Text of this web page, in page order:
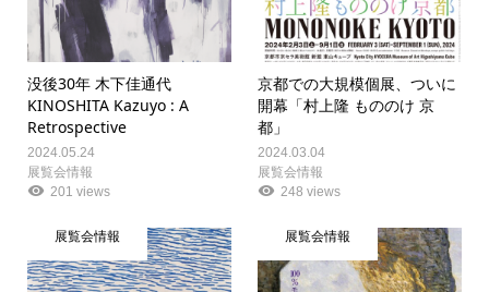
没後30年 木下佳通代
KINOSHITA Kazuyo : A
Retrospective
2024.05.24
展覧会情報
201 views
京都での⼤規模個展、ついに
開幕「村上隆 もののけ 京
都」
2024.03.04
展覧会情報
248 views
展覧会情報 展覧会情報